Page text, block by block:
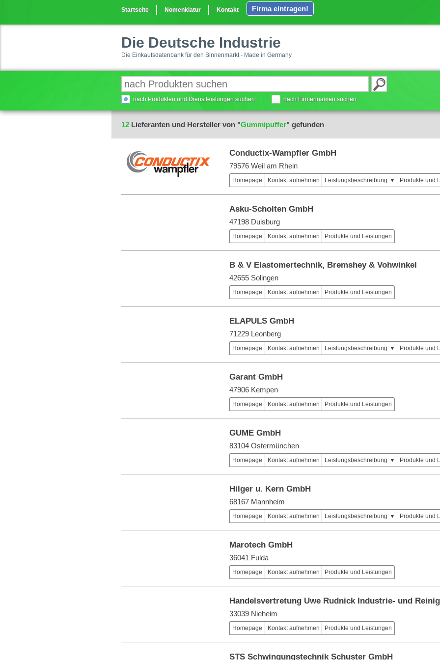
Startseite Nomenklatur Kontakt Firma eintragen!
Die Deutsche Industrie
Die Einkaufsdatenbank für den Binnenmarkt - Made in Germany
nach Produkten und Dienstleistungen suchen nach Firmennamen suchen
12 Lieferanten und Hersteller von "Gummipuffer" gefunden
Conductix-Wampfler GmbH
79576 Weil am Rhein
Homepage Kontakt aufnehmen Leistungsbeschreibung Produkte und
Asku-Scholten GmbH
47198 Duisburg
Homepage Kontakt aufnehmen Produkte und Leistungen
B & V Elastomertechnik, Bremshey & Vohwinkel
42655 Solingen
Homepage Kontakt aufnehmen Produkte und Leistungen
ELAPULS GmbH
71229 Leonberg
Homepage Kontakt aufnehmen Leistungsbeschreibung Produkte und
Garant GmbH
47906 Kempen
Homepage Kontakt aufnehmen Produkte und Leistungen
GUME GmbH
83104 Ostermünchen
Homepage Kontakt aufnehmen Leistungsbeschreibung Produkte und
Hilger u. Kern GmbH
68167 Mannheim
Homepage Kontakt aufnehmen Leistungsbeschreibung Produkte und
Marotech GmbH
36041 Fulda
Homepage Kontakt aufnehmen Produkte und Leistungen
Handelsvertretung Uwe Rudnick Industrie- und
33039 Nieheim
Homepage Kontakt aufnehmen Produkte und Leistungen
STS Schwingungstechnik Schuster GmbH